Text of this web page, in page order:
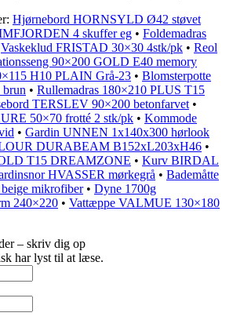
Hjørnebord HORNSYLD Ø42 støvet
4 skuffer eg • Foldemadras
Vaskeklud FRISTAD 30×30 4stk/pk • Reol
90×200 GOLD E40 memory
H10 PLAIN Grå-23 • Blomsterpotte
• Rullemadras 180×210 PLUS T15
TERSLEV 90×200 betonfarvet •
50×70 frotté 2 stk/pk • Kommode
• Gardin UNNEN 1x140x300 hørlook
DURABEAM B152xL203xH46 •
T15 DREAMZONE • Kurv BIRDAL
HVASSER mørkegrå • Bademåtte
mikrofiber• Dyne 1700g
240×220 • Vattæppe VALMUE 130×180
– skriv dig op
har lyst til at læse.